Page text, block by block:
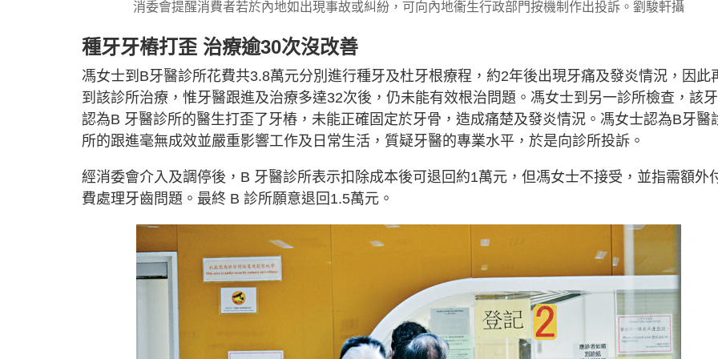
消委會提醒消費者若於內地如出現事故或糾紛，可向內地衞生行政部門按機制作出投訴。劉駿軒攝
種牙牙樁打歪 治療逾30次沒改善
馮女士到B牙醫診所花費共3.8萬元分別進行種牙及杜牙根療程，約2年後出現牙痛及發炎情況，因此
到該診所治療，惟牙醫跟進及治療多達32次後，仍未能有效根治問題。馮女士到另一診所檢查，該
認為B 牙醫診所的醫生打歪了牙樁，未能正確固定於牙骨，造成痛楚及發炎情況。馮女士認為B牙醫
所的跟進毫無成效並嚴重影響工作及日常生活，質疑牙醫的專業水平，於是向診所投訴。
經消委會介入及調停後，B 牙醫診所表示扣除成本後可退回約1萬元，但馮女士不接受，並指需額外
費處理牙齒問題。最終 B 診所願意退回1.5萬元。